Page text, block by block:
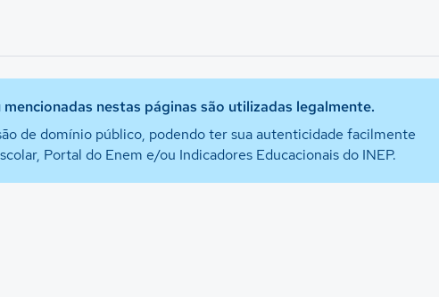
nestas páginas são utilizadas legalmente.
de domínio público, podendo ter sua autenticidade facilmente
Portal do Enem e/ou Indicadores Educacionais do INEP.